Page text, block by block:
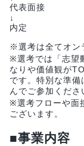
代表面接
↓
内定
※選考は全てオン
※選考では「志望
なりや価値観が
です。特別な準備
んでご参加くださ
※選考フローや面
ございます。
■事業内容